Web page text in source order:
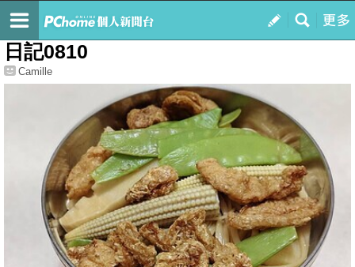
我的
最新文章
日記0810
Camille